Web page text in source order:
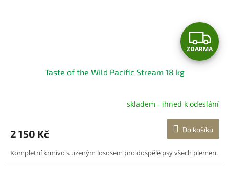
Z
D
R
M
A
ZDARMA
Taste of the Wild Pacific Stream 18 kg
skladem - ihned k odeslání
2 150 Kč Do košíku
Kompletní krmivo s uzeným lososem pro dospělé psy všech plemen.